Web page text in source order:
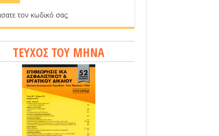
τον κωδικό σας;
ΤΕΥΧΟΣ ΤΟΥ ΜΗΝΑ